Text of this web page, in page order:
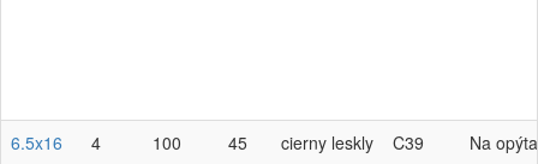
6.5x16 4 100 45 cierny leskly C39 Na